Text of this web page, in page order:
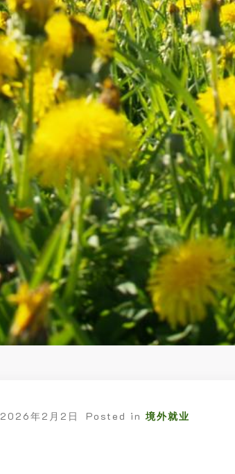
2026年2月2日 Posted in境外就业